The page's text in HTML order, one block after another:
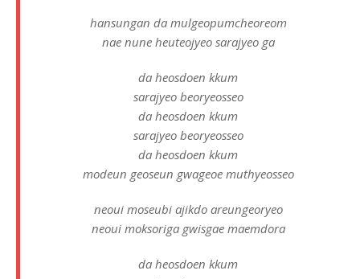
hansungan da mulgeopumcheoreom
nae nune heuteojyeo sarajyeo ga
da heosdoen kkum
sarajyeo beoryeosseo
da heosdoen kkum
sarajyeo beoryeosseo
da heosdoen kkum
modeun geoseun gwageoe muthyeosseo
neoui moseubi ajikdo areungeoryeo
neoui moksoriga gwisgae maemdora
da heosdoen kkum